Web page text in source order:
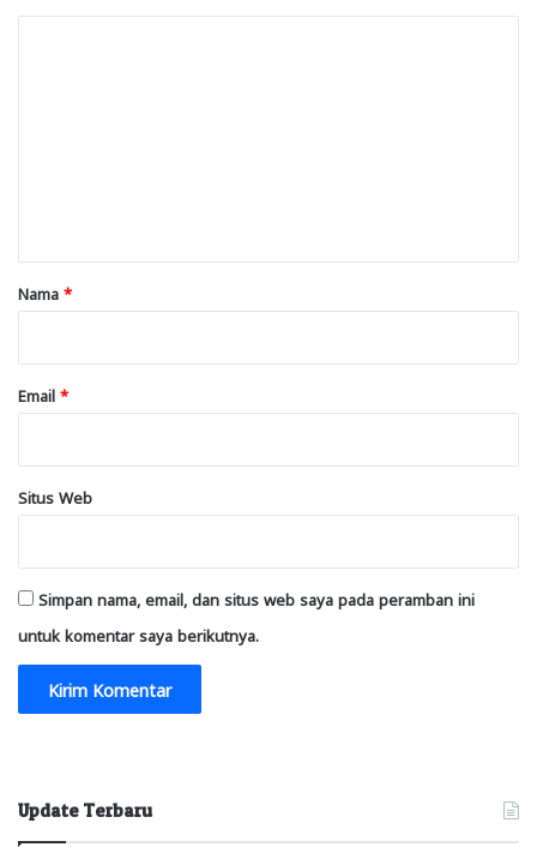
rNama *
Email *
Situs Web
Simpan nama, email, dan situs web saya pada peramban ini
untuk komentar saya berikutnya.
Update Terbaru